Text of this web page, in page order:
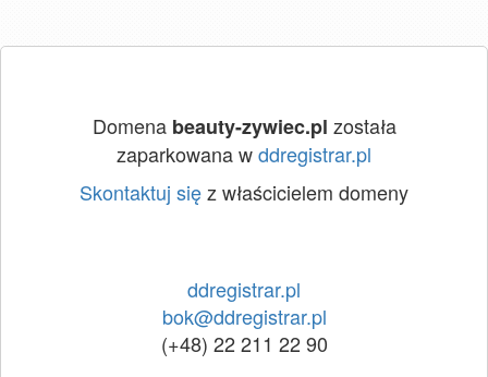
Domena beauty-zywiec.pl została
zaparkowana wddregistrar.pl
Skontaktuj sięz właścicielem domeny
ddregistrar.pl
bok@ddregistrar.pl
(+48) 22 211 22 90